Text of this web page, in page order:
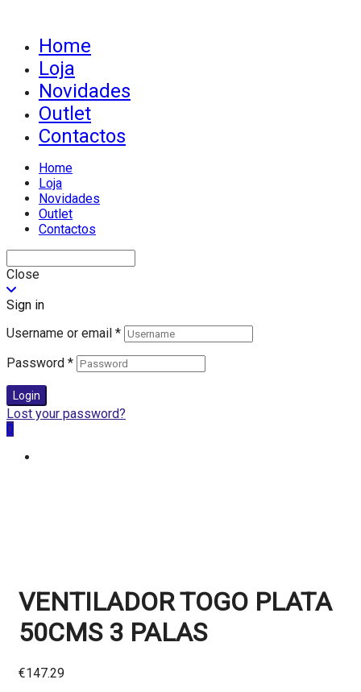
Home
Loja
Novidades
Outlet
Contactos
Home
Loja
Novidades
Outlet
Contactos
Close
Sign in
Username or email *
Password *
Login
Lost your password?
0
VENTILADOR TOGO PLATA
50CMS 3 PALAS
€147.29